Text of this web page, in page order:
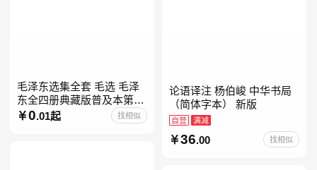
毛泽东选集全套 毛选 毛泽
东全四册典藏版普及本第一
二三四卷 毛泽东军事文集毛
泽东兵法孔见毛泽东文集思
0.01起 找相似
论语译注 杨伯峻 中华书局
（简体字本） 新版
自营 满减
36.00 找相似